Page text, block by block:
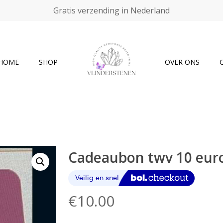
Gratis verzending in Nederland
SHOP OVER ONS
Cadeaubon twv 10
€10.00